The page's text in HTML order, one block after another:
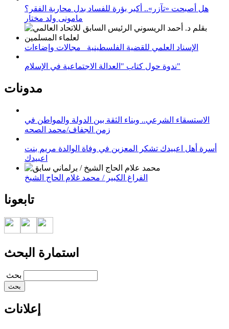
هل أصبحت «تآزر».. أكبر بؤرة للفساد بدل محاربة الفقر؟
مامونى ولد مختار
الإسناد العلمي للقضية الفلسطينية_ مجالات وإضاءات
ندوة حول كتاب "العدالة الاجتماعية في الإسلام"
مدونات
الاستسقاء الشرعي.. وبناء الثقة بين الدولة والمواطن في
زمن الجفاف/محمد الصحه
أسرة أهل اعبيدك تشكر المعزين في وفاة الوالدة مريم بنت
اعبيدك
الفراغ الكبير / محمد غلام الحاج الشيخ
تابعونا
استمارة البحث
‏بحث ‏
إعلانات